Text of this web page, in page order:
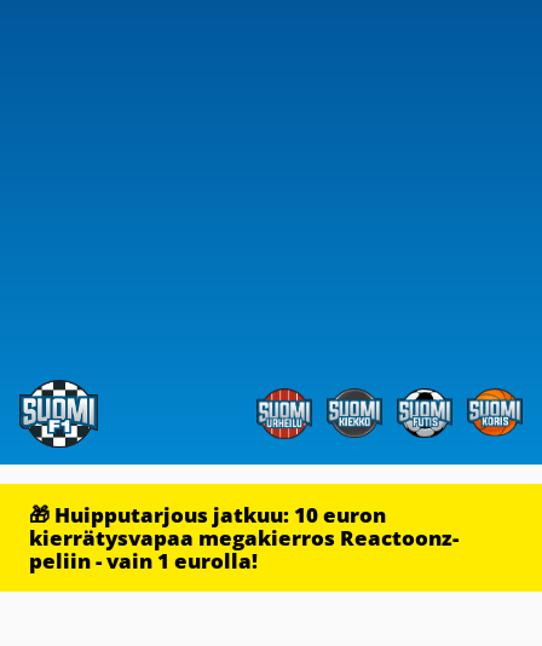
🎁 Huipputarjous jatkuu: 10 euron
kierrätysvapaa megakierros Reactoonz-
peliin - vain 1 eurolla!